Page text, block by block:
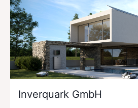
Inverquark GmbH